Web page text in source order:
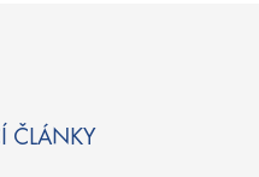
ČLÁNKY